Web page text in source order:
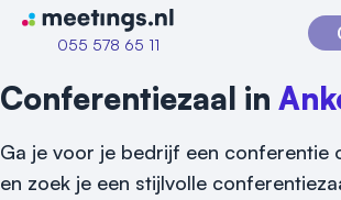
Naar home van Meetings
055 578 65 11
Conferentiezaal in
Ga je voor je bedrijf een conferentie
en zoek je een stijlvolle